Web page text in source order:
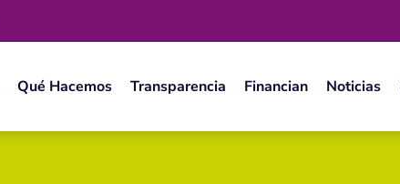
Qué Hacemos Transparencia Financian Noticias